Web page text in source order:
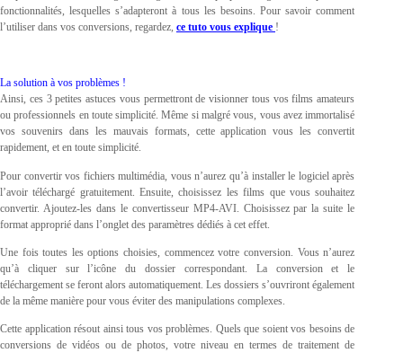
fonctionnalités, lesquelles s’adapteront à tous les besoins. Pour savoir comment
l’utiliser dans vos conversions, regardez, ce tuto vous explique !
La solution à vos problèmes !
Ainsi, ces 3 petites astuces vous permettront de visionner tous vos films amateurs
ou professionnels en toute simplicité. Même si malgré vous, vous avez immortalisé
vos souvenirs dans les mauvais formats, cette application vous les convertit
rapidement, et en toute simplicité.
Pour convertir vos fichiers multimédia, vous n’aurez qu’à installer le logiciel après
l’avoir téléchargé gratuitement. Ensuite, choisissez les films que vous souhaitez
convertir. Ajoutez-les dans le convertisseur MP4-AVI. Choisissez par la suite le
format approprié dans l’onglet des paramètres dédiés à cet effet.
Une fois toutes les options choisies, commencez votre conversion. Vous n’aurez
qu’à cliquer sur l’icône du dossier correspondant. La conversion et le
téléchargement se feront alors automatiquement. Les dossiers s’ouvriront également
de la même manière pour vous éviter des manipulations complexes.
Cette application résout ainsi tous vos problèmes. Quels que soient vos besoins de
conversions de vidéos ou de photos, votre niveau en termes de traitement de